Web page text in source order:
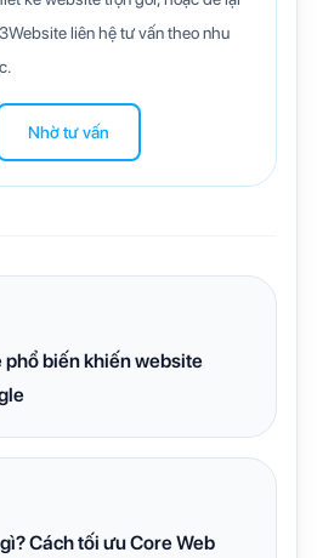
liên hệ tư vấn theo nhu
Nhờ tư vấn
phổ biến khiến website
Cách tối ưu Core Web